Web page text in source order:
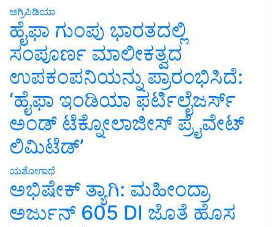
ಅಗ್ರಿಪಿಡಿಯಾ
ಹೈಫಾ ಗುಂಪು ಭಾರತದಲ್ಲಿ
ಸಂಪೂರ್ಣ ಮಾಲೀಕತ್ವದ
ಉಪಕಂಪನಿಯನ್ನು ಪ್ರಾರಂಭಿಸಿದೆ:
‘ಹೈಫಾ ಇಂಡಿಯಾ ಫರ್ಟಿಲೈಜರ್ಸ್
ಅಂಡ್ ಟೆಕ್ನೋಲಾಜೀಸ್ ಪ್ರೈವೇಟ್
ಲಿಮಿಟೆಡ್’
ಯಶೋಗಾಥೆ
ಅಭಿಷೇಕ್ ತ್ಯಾಗಿ: ಮಹೀಂದ್ರಾ
ಅರ್ಜುನ್ 605 DI ಜೊತೆ ಹೊಸ